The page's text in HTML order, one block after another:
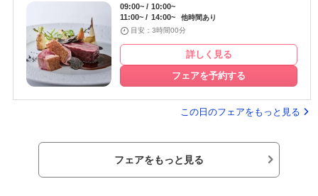
09:00~
10:00~
11:00~
14:00~
他時間あり
目安：3時間00分
詳しく見る
フェアを予約する
この日のフェアをもっと見る
フェアをもっと見る